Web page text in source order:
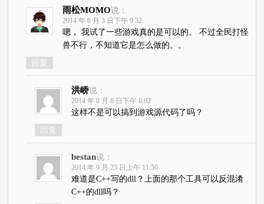
雨松MOMO说：
2014 年 8 月 3 日下午 9:32
嗯， 我试了一些游戏真的是可以的。 不过全民打怪
兽不行，不知道它是怎么做的。。
回复
洪峤说：
2014 年 8 月 6 日下午 6:02
这样不是可以搞到游戏源代码了吗？
回复
bestan说：
2014 年 9 月 23 日上午 11:50
难道是C++写的dll？上面的那个工具可以反混淆
C++的dll吗？